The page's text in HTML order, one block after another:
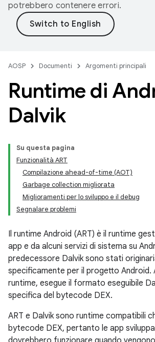
potrebbero contenere errori.
AOSP Documenti Argomenti principali
Runtime di
Dalvik
Su questa pagina
Funzionalità ART
Compilazione ahead-of-time (AOT)
Garbage collection migliorata
Miglioramenti per lo sviluppo e il debug
Segnalare problemi
Il runtime Android (ART) è il runtime
app e da alcuni servizi di sistema su
predecessore Dalvik sono stati
specificamente per il progetto Android.
runtime, esegue il formato eseguibile
specifica del bytecode DEX.
ART e Dalvik sono runtime compatibili
bytecode DEX, pertanto le app